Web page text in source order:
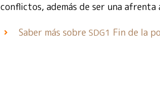
conflictos, además de ser una afrenta
Saber más sobre SDG1 Fin de la